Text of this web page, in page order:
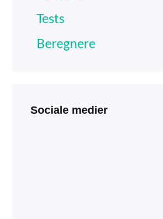
Tests
Beregnere
Sociale medier